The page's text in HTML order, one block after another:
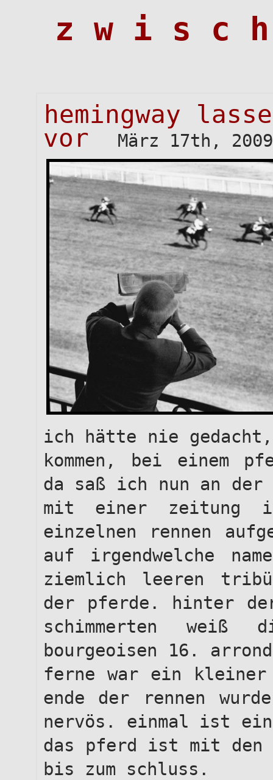
z w i s c
hemingway
vor
März 17th, 2009
ich hätte nie
kommen, bei einem
da saß ich nun an der
mit einer zeitung
einzelnen rennen
auf irgendwelche
ziemlich leeren
der pferde. hinter
schimmerten weiß
bourgeoisen 16.
ferne war ein kleiner
ende der rennen
nervös. einmal ist
das pferd ist mit den
bis zum schluss.